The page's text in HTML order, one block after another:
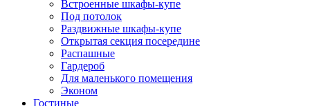
Встроенные шкафы-купе
Под потолок
Раздвижные шкафы-купе
Открытая секция посередине
Распашные
Гардероб
Для маленького помещения
Эконом
Гостиные